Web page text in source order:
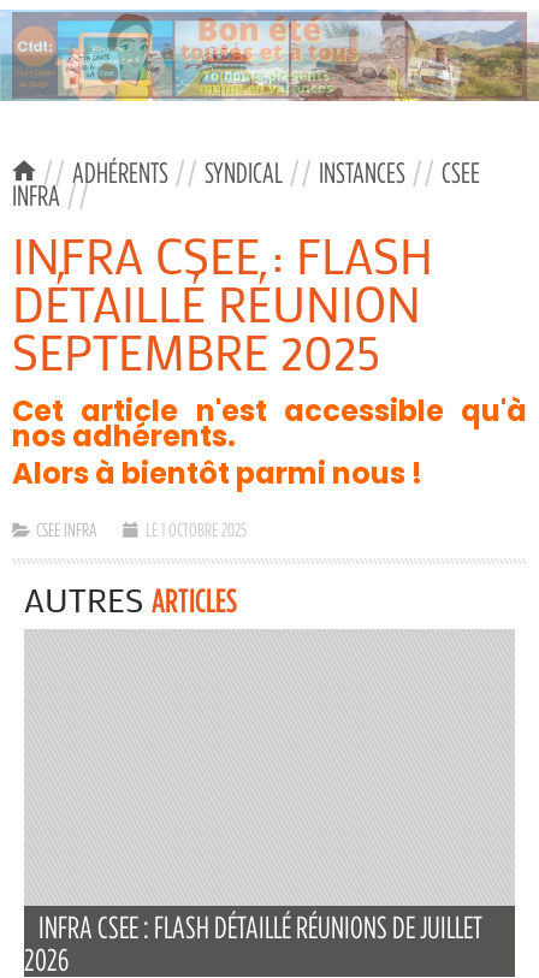
// ADHÉRENTS // SYNDICAL // INSTANCES // CSEE
INFRA //
INFRA CSEE : FLASH
DÉTAILLÉ RÉUNION
SEPTEMBRE 2025
Cet article n'est accessible qu'à
nos adhérents.
Alors à bientôt parmi nous !
CSEE INFRA LE 1 OCTOBRE 2025
AUTRES ARTICLES
INFRA CSEE : FLASH DÉTAILLÉ RÉUNIONS DE JUILLET
2026